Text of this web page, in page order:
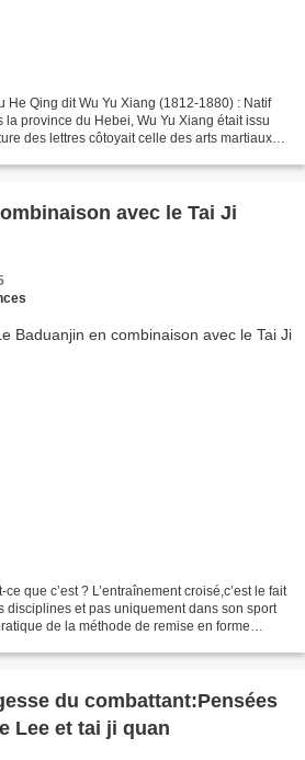
province du Hebei, Wu Yu Xiang était issu
des lettres côtoyait celle des arts martiaux.
ce que c’est ? L’entraînement croisé,c’est le fait
disciplines et pas uniquement dans son sport
de la méthode de remise en forme
du combattant:Pensées
Lee et tai ji quan